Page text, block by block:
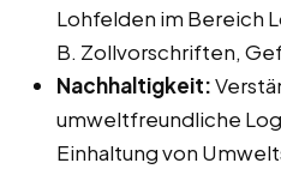
Lohfelden im Bereich
B. Zollvorschriften,
Nachhaltigkeit:
umweltfreundliche
Einhaltung von